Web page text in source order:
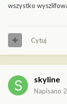
wszystko
Cytuj
skyline
Napisano